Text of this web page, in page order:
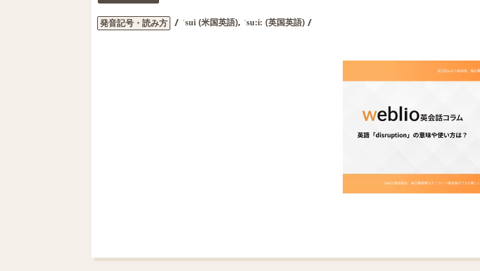
発音記号・読み方 / ˈsui (米国英語), ˈsu:i: (英国英語) /